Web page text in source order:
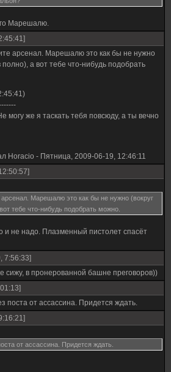
Марешалю.
арсенал. Марешалю это как бы не нужно
полно), а вот тебе что-нибудь подобрать
могу же я таскать тебя повсюду, а ты вечно
Horacio - Пятница, 2009-06-19, 12:46:11
Марешалю это как бы не нужно (вокруг
тебе что-нибудь подобрать можно.
и не надо. Плазменный пистолет спасёт
7:56:33]
сижу, в пронерованной башне преговоров))
поста от ассассина. Придется ждать.
от ассассина. Придется ждать.